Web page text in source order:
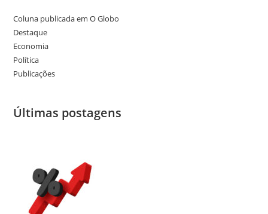
Coluna publicada em O Globo
Destaque
Economia
Política
Publicações
Últimas postagens